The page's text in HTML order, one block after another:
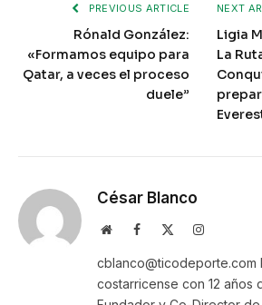
PREVIOUS ARTICLE
Rónald González:
«Formamos equipo para
Qatar, a veces el proceso
duele”
NEXT
Ligia
La
César Blanco
WebsiteFacebook Instagram
cblanco@ticodeporte.com
costarricense con 12 años